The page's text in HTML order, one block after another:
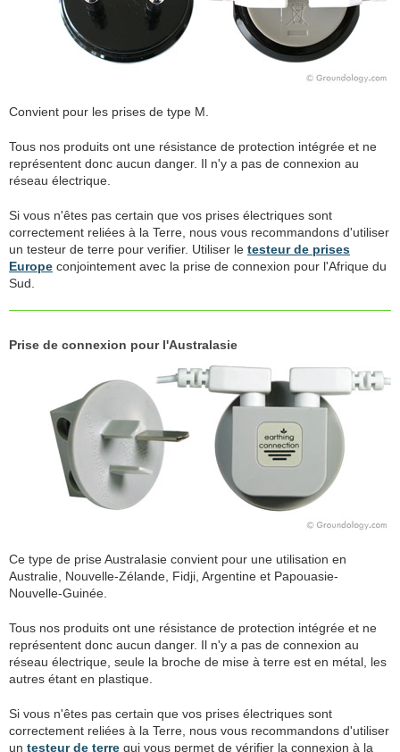
Convient pour les prises de type M.
Tous nos produits ont une résistance de protection intégrée et ne
représentent donc aucun danger. Il n'y a pas de connexion au
réseau électrique.
Si vous n'êtes pas certain que vos prises électriques sont
correctement reliées à la Terre, nous vous recommandons d'utiliser
un testeur de terre pour verifier. Utiliser le testeur de prises
Europe conjointement avec la prise de connexion pour l'Afrique du
Sud.
Prise de connexion pour l'Australasie
Ce type de prise Australasie convient pour une utilisation en
Australie, Nouvelle-Zélande, Fidji, Argentine et Papouasie-
Nouvelle-Guinée.
Tous nos produits ont une résistance de protection intégrée et ne
représentent donc aucun danger. Il n'y a pas de connexion au
réseau électrique, seule la broche de mise à terre est en métal, les
autres étant en plastique.
Si vous n'êtes pas certain que vos prises électriques sont
correctement reliées à la Terre, nous vous recommandons d'utiliser
un testeur de terre qui vous permet de vérifier la connexion à la